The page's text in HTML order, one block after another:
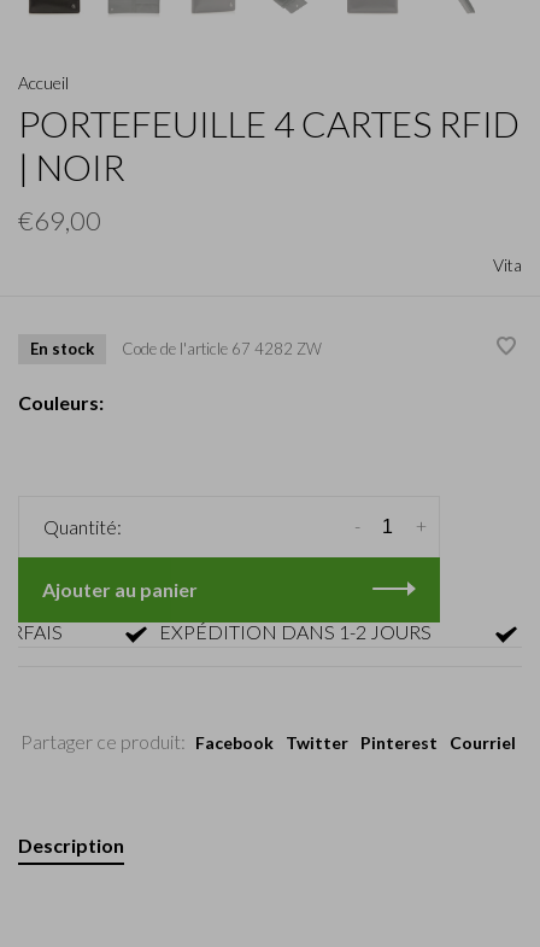
Accueil
PORTEFEUILLE 4 CARTES RFID
| NOIR
€69,00
Vita
En stock Code de l'article 67 4282 ZW
Couleurs:
Quantité: +
-
Ajouter au panier
EXPÉDITION DANS 1-2 JOURS
Partager ce produit: Facebook Twitter Pinterest Courriel
Description